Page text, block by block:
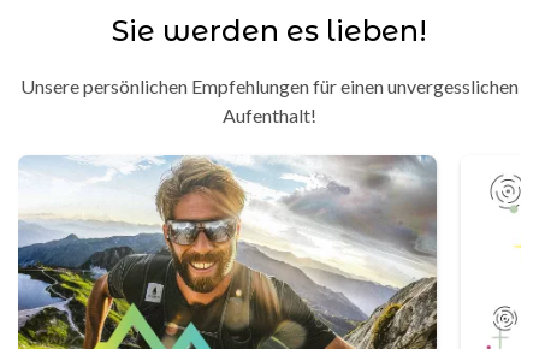
Sie werden es lieben!
Unsere persönlichen Empfehlungen für einen unvergesslichen
Aufenthalt!